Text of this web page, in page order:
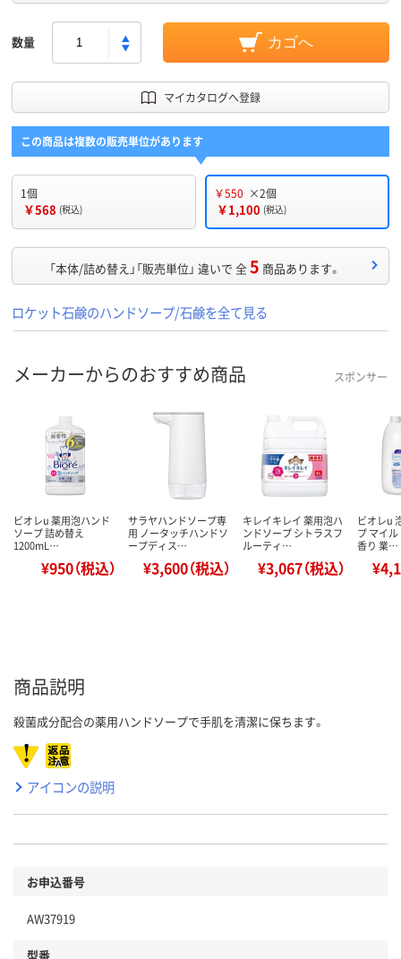
数量 カゴへ
マイカタログへ登録
この商品は複数の販売単位があります
1個
￥568 (税込)
￥550 ×2個
￥1,100 (税込)
「本体/詰め替え」「販売単位」 違いで 全5 商品あります。
ロケット石鹸のハンドソープ/石鹸を全て見る
メーカーからのおすすめ商品 スポンサー
ビオレu 薬用泡ハンド
ソープ 詰め替え
1200mL…
¥950（税込）
サラヤハンドソープ専
用 ノータッチハンドソ
ープディス…
¥3,600（税込）
キレイキレイ 薬用泡ハ
ンドソープ シトラスフ
ルーティ…
¥3,067（税込）
ビオレu
プ マイ
香り 業…
商品説明
殺菌成分配合の薬用ハンドソープで手肌を清潔に保ちます。
アイコンの説明
お申込番号
AW37919
型番